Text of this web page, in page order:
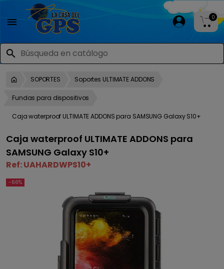

search
0
SOPORTES Soportes ULTIMATE ADDONS
Fundas para dispositivos
Caja waterproof ULTIMATE ADDONS para SAMSUNG Galaxy S10+
Caja waterproof ULTIMATE ADDONS para
SAMSUNG Galaxy S10+
Ref:UAHARDWPS10+
-66%